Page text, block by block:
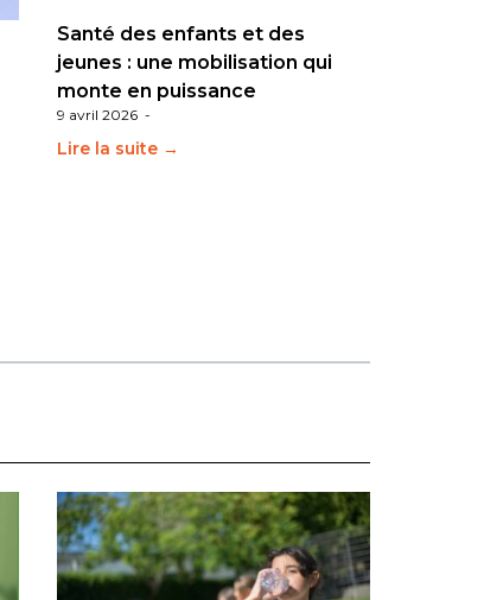
Santé des enfants et des
jeunes : une mobilisation qui
monte en puissance
9 avril 2026 -
Lire la suite →